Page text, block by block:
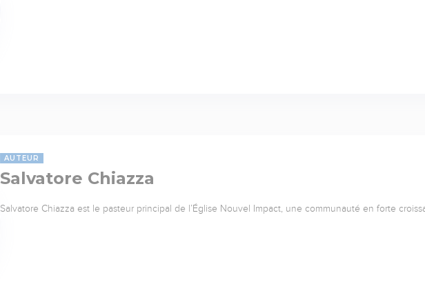
AUTEUR
Salvatore Chiazza
Salvatore Chiazza est le pasteur principal de l’Église Nouvel Impact, une communauté en forte